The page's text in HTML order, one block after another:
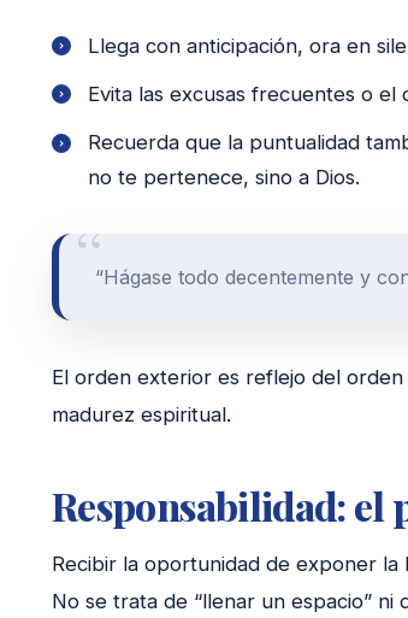
Llega con anticipación, ora en
Evita las excusas frecuentes o el
Recuerda que la puntualidad
no te pertenece, sino a Dios.
“Hágase todo decentemente y
El orden exterior es reflejo del
madurez espiritual.
Responsabilidad: el
Recibir la oportunidad de exponer la
No se trata de “llenar un espacio”